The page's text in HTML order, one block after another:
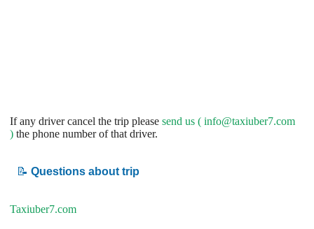
If any driver cancel the trip please send us ( info@taxiuber7.com
) the phone number of that driver.
📝 Questions about trip
Taxiuber7.com